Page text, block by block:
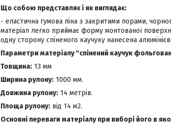
Що собою представляє і як виглядає:
- еластична гумова піна з закритими порами,
матеріал легко приймає форму монтованої
одну сторону спіненого каучуку нанесена
Параметри матеріалу "спінений каучук
Товщина: 13 мм
Ширина рулону: 1000 мм.
Довжина рулону: 14 метрів.
Площа рулону: від 14 м2.
Основні переваги матеріалу при виборі його в